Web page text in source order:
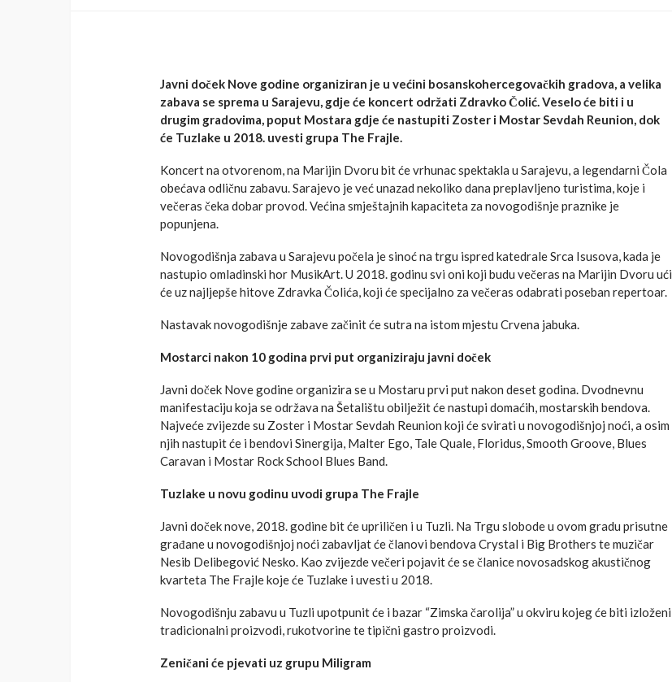
Javni doček Nove godine organiziran je u većini bosanskohercegovačkih gradova, a velika
zabava se sprema u Sarajevu, gdje će koncert održati Zdravko Čolić. Veselo će biti i u
drugim gradovima, poput Mostara gdje će nastupiti Zoster i Mostar Sevdah Reunion, dok
će Tuzlake u 2018. uvesti grupa The Frajle.
Koncert na otvorenom, na Marijin Dvoru bit će vrhunac spektakla u Sarajevu, a legendarni Čola
obećava odličnu zabavu. Sarajevo je već unazad nekoliko dana preplavljeno turistima, koje i
večeras čeka dobar provod. Većina smještajnih kapaciteta za novogodišnje praznike je
popunjena.
Novogodišnja zabava u Sarajevu počela je sinoć na trgu ispred katedrale Srca Isusova, kada je
nastupio omladinski hor MusikArt. U 2018. godinu svi oni koji budu večeras na Marijin Dvoru ući
će uz najljepše hitove Zdravka Čolića, koji će specijalno za večeras odabrati poseban repertoar.
Nastavak novogodišnje zabave začinit će sutra na istom mjestu Crvena jabuka.
Mostarci nakon 10 godina prvi put organiziraju javni doček
Javni doček Nove godine organizira se u Mostaru prvi put nakon deset godina. Dvodnevnu
manifestaciju koja se održava na Šetalištu obilježit će nastupi domaćih, mostarskih bendova.
Najveće zvijezde su Zoster i Mostar Sevdah Reunion koji će svirati u novogodišnjoj noći, a osim
njih nastupit će i bendovi Sinergija, Malter Ego, Tale Quale, Floridus, Smooth Groove, Blues
Caravan i Mostar Rock School Blues Band.
Tuzlake u novu godinu uvodi grupa The Frajle
Javni doček nove, 2018. godine bit će upriličen i u Tuzli. Na Trgu slobode u ovom gradu prisutne
građane u novogodišnjoj noći zabavljat će članovi bendova Crystal i Big Brothers te muzičar
Nesib Delibegović Nesko. Kao zvijezde večeri pojavit će se članice novosadskog akustičnog
kvarteta The Frajle koje će Tuzlake i uvesti u 2018.
Novogodišnju zabavu u Tuzli upotpunit će i bazar “Zimska čarolija” u okviru kojeg će biti izloženi
tradicionalni proizvodi, rukotvorine te tipični gastro proizvodi.
Zeničani će pjevati uz grupu Miligram